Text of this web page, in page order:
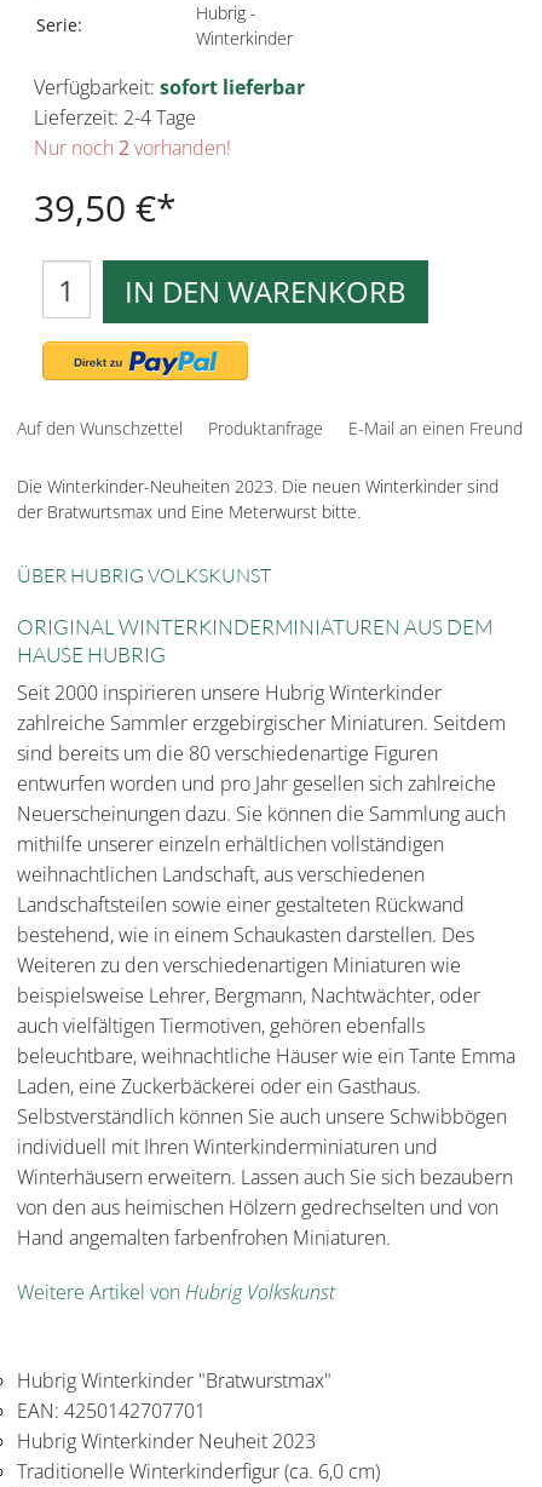
Serie:
Hubrig -
Winterkinder
Verfügbarkeit: sofort lieferbar
Lieferzeit: 2-4 Tage
Nur noch 2vorhanden!
39,50 €
IN DEN WARENKORB
Auf den Wunschzettel Produktanfrage E-Mail an einen Freund
Die Winterkinder-Neuheiten 2023. Die neuen Winterkinder sind
der Bratwurtsmax und Eine Meterwurst bitte.
ÜBER HUBRIG VOLKSKUNST
ORIGINAL WINTERKINDERMINIATUREN AUS DEM
HAUSE HUBRIG
Seit 2000 inspirieren unsere Hubrig Winterkinder
zahlreiche Sammler erzgebirgischer Miniaturen. Seitdem
sind bereits um die 80 verschiedenartige Figuren
entwurfen worden und pro Jahr gesellen sich zahlreiche
Neuerscheinungen dazu. Sie können die Sammlung auch
mithilfe unserer einzeln erhältlichen vollständigen
weihnachtlichen Landschaft, aus verschiedenen
Landschaftsteilen sowie einer gestalteten Rückwand
bestehend, wie in einem Schaukasten darstellen. Des
Weiteren zu den verschiedenartigen Miniaturen wie
beispielsweise Lehrer, Bergmann, Nachtwächter, oder
auch vielfältigen Tiermotiven, gehören ebenfalls
beleuchtbare, weihnachtliche Häuser wie ein Tante Emma
Laden, eine Zuckerbäckerei oder ein Gasthaus.
Selbstverständlich können Sie auch unsere Schwibbögen
individuell mit Ihren Winterkinderminiaturen und
Winterhäusern erweitern. Lassen auch Sie sich bezaubern
von den aus heimischen Hölzern gedrechselten und von
Hand angemalten farbenfrohen Miniaturen.
Weitere Artikel vonHubrig Volkskunst
Hubrig Winterkinder "Bratwurstmax"
EAN: 4250142707701
Hubrig Winterkinder Neuheit 2023
Traditionelle Winterkinderfigur (ca. 6,0 cm)